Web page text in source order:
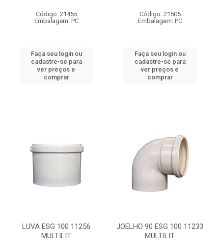
Código: 21455
Embalagem: PC
Faça seu login ou
cadastre-se para
ver preços e
comprar
Código: 21505
Embalagem: PC
Faça seu login ou
cadastre-se para
ver preços e
comprar
LUVA ESG 100 11256
MULTILIT
JOELHO 90 ESG 100 11233
MULTILIT